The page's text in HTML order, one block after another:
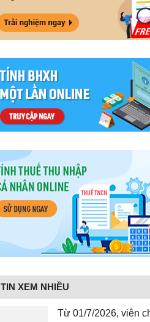
TIN XEM NHIỀU
Từ 01/7/2026, viên